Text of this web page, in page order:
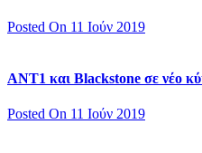
Posted On 11 Ιούν 2019
ΑΝΤ1 και Blackstone σε νέο
Posted On 11 Ιούν 2019